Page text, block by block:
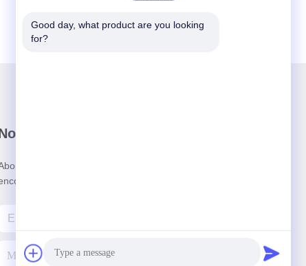
newsletter
vous à notre newsletter pour des réductions et plus
Good day, what product are you looking
for?